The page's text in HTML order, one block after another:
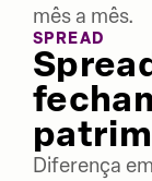
mês a mês.
SPREAD
Diferença